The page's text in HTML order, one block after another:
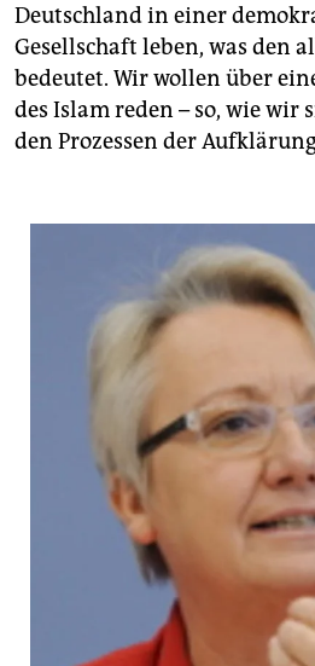
Deutschland in einer
Gesellschaft leben, was den
bedeutet. Wir wollen über
des Islam reden – so, wie
den Prozessen der